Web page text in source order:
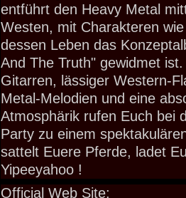
entführt den Heavy Metal
Westen, mit Charakteren
dessen Leben das
And The Truth" gewidmet
Gitarren, lässiger Western-
Metal-Melodien und eine
Atmosphärik rufen Euch bei
Party zu einem
sattelt Euere Pferde, ladet
Yipeeyahoo !
Official Web Site: